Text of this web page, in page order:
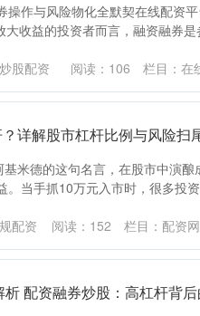
作与风险物化全默契在线配资
收益的投资者而言，融资融券
股配资 阅读： 106 栏目： 在
详解股市杠杆比例与风险扫
米德的这句名言，在股市中演
当手抓10万元入市时，很多投
配资 阅读： 152 栏目： 配资
配资融券炒股：高杠杆背